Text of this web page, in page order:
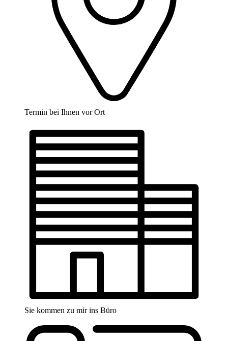
Termin bei Ihnen vor Ort
Sie kommen zu mir ins Büro